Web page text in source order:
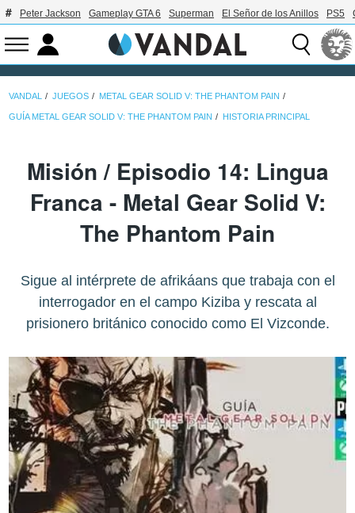
Peter Jackson Gameplay GTA 6 Superman El Señor de los Anillos PS5
VANDAL JUEGOS METAL GEAR SOLID V: THE PHANTOM PAIN
GUÍA METAL GEAR SOLID V: THE PHANTOM PAIN HISTORIA PRINCIPAL
Misión / Episodio 14: Lingua
Franca - Metal Gear Solid V:
The Phantom Pain
Sigue al intérprete de afrikáans que trabaja con el
interrogador en el campo Kiziba y rescata al
prisionero británico conocido como El Vizconde.